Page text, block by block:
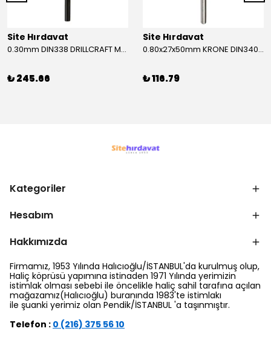
Site Hırdavat
0.30mm DIN338 DRILLCRAFT MATKAP UCU HSS 10 Adet
₺ 245.66
Site Hırdavat
0.80x27x50mm KRONE DIN340 UZUN MATKAP UCU HSS 10 Adet
₺ 116.79
Kategoriler
Hesabım
Hakkımızda
Firmamız, 1953 Yılında Halıcıoğlu/İSTANBUL'da kurulmuş olup,
Haliç köprüsü yapımına istinaden 1971 Yılında yerimizin
istimlak olması sebebi ile öncelikle haliç sahil tarafına açılan
mağazamız(Halıcıoğlu) buranında 1983'te istimlakı
ile şuanki yerimiz olan Pendik/İSTANBUL 'a taşınmıştır.
Telefon : 0 (216) 375 56 10